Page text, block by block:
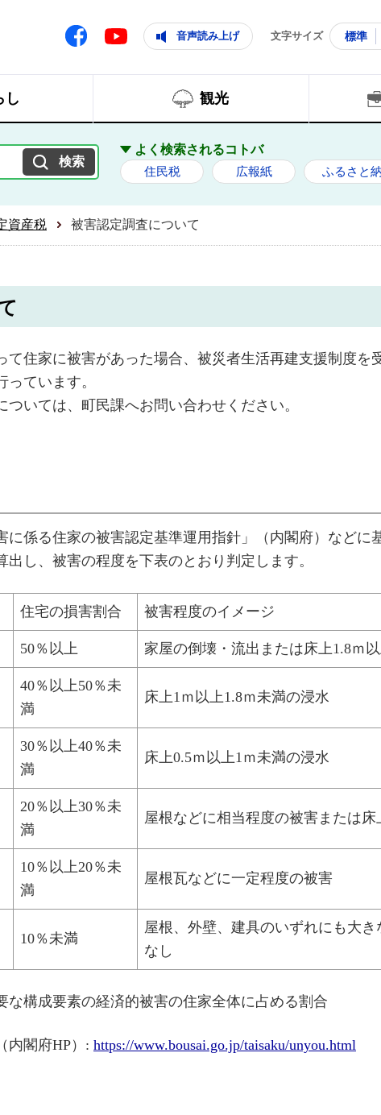
Facebook Youtube 音声読み上げ 文字サイズ 標準
し 観光
よく検索されるコトバ
住民税 広報紙 ふるさと
資産税 被害認定調査について
住家に被害があった場合、被災者生活再建支援制度を
ています。
いては、町民課へお問い合わせください。
係る住家の被害認定基準運用指針」（内閣府）などに
し、被害の程度を下表のとおり判定します。
住宅の損害割合 被害程度のイメージ
50％以上 家屋の倒壊・流出または床上1.8ｍ
40％以上50％未
満
床上1ｍ以上1.8ｍ未満の浸水
30％以上40％未
満
床上0.5ｍ以上1ｍ未満の浸水
20％以上30％未
満
屋根などに相当程度の被害または床
10％以上20％未
満
屋根瓦などに一定程度の被害
10％未満
屋根、外壁、建具のいずれにも大
なし
構成要素の経済的被害の住家全体に占める割合
内閣府HP）: https://www.bousai.go.jp/taisaku/unyou.html